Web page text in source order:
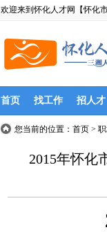
欢迎来到怀化人才网【怀化
首页 找工作 招人才
您当前的位置： 首页 >
2015年怀化